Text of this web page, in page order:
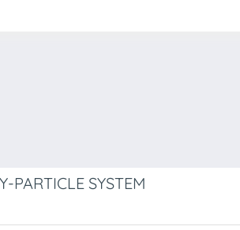
PARTICLE SYSTEM